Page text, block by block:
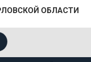
ОБЛАСТИ